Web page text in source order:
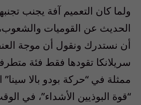
ولما كان التعميم آفة يجنب
الحديث عن القوميات
أن نستدرك ونقول أن موجة
سريلانكا تقودها فقط فئة
ممثلة في “حركة بودو بالا
“قوة البوذيين الأشداء”، في